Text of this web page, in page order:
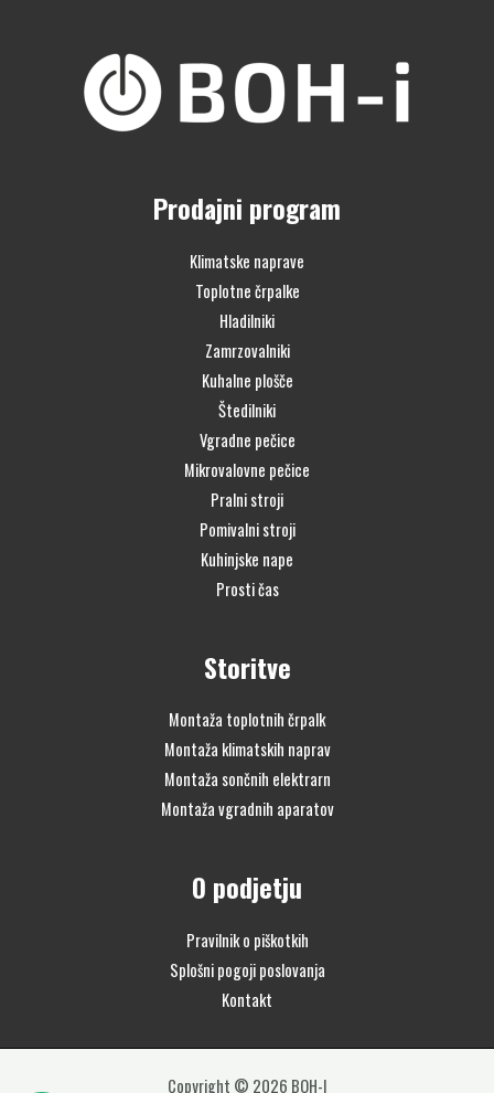
Prodajni program
Klimatske naprave
Toplotne črpalke
Hladilniki
Zamrzovalniki
Kuhalne plošče
Štedilniki
Vgradne pečice
Mikrovalovne pečice
Pralni stroji
Pomivalni stroji
Kuhinjske nape
Prosti čas
Storitve
Montaža toplotnih črpalk
Montaža klimatskih naprav
Montaža sončnih elektrarn
Montaža vgradnih aparatov
O podjetju
Pravilnik o piškotkih
Splošni pogoji poslovanja
Kontakt
Copyright © 2026 BOH-I